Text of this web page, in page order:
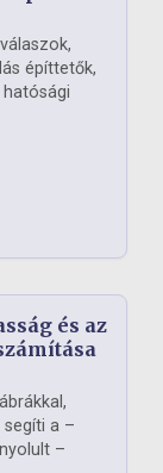
építtetők,
és az
segíti a –
–